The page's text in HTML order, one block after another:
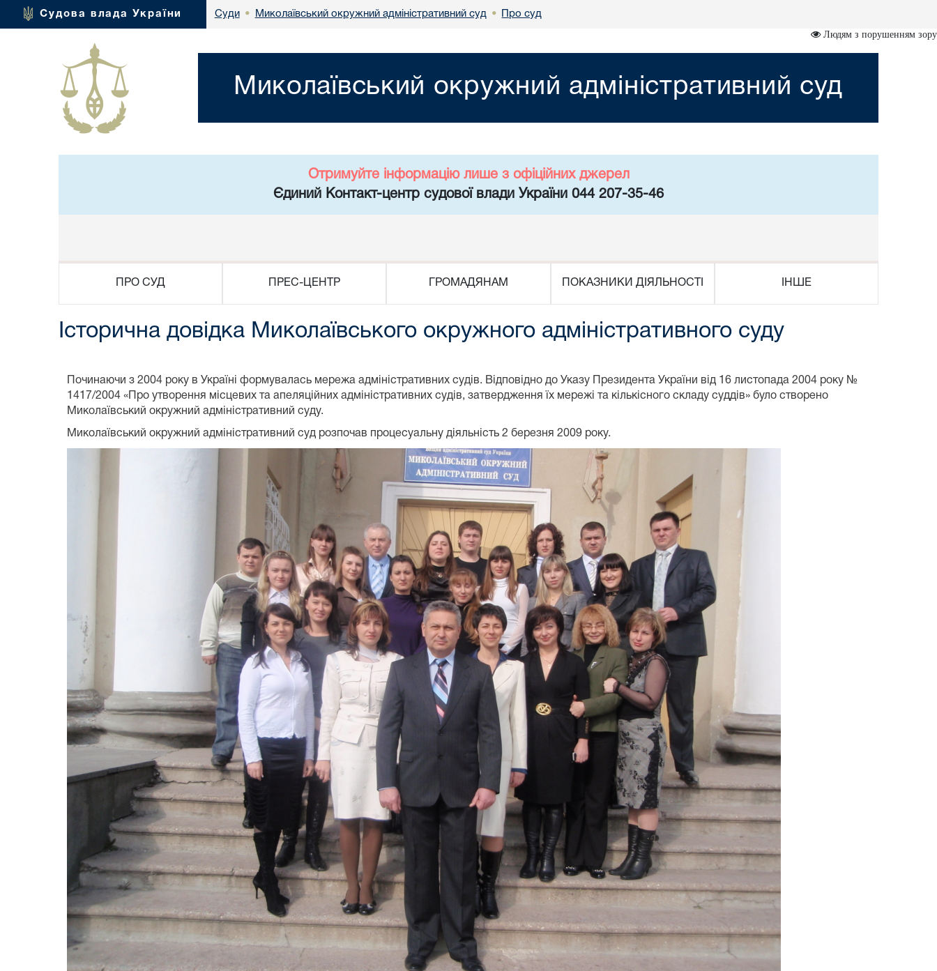
Судова влада України Суди • Миколаївський окружний адміністративний суд • Про суд
Людям з порушенням зору
Миколаївський окружний адміністративний суд
Отримуйте інформацію лише з офіційних джерел
Єдиний Контакт-центр судової влади України 044 207-35-46
ПРО СУД ПРЕС-ЦЕНТР ГРОМАДЯНАМ ПОКАЗНИКИ ДІЯЛЬНОСТІ ІНШЕ
Історична довідка Миколаївського окружного адміністративного суду
Починаючи з 2004 року в Україні формувалась мережа адміністративних судів. Відповідно до Указу Президента України від 16 листопада 2004 року №
1417/2004 «Про утворення місцевих та апеляційних адміністративних судів, затвердження їх мережі та кількісного складу суддів» було створено
Миколаївський окружний адміністративний суду.
Миколаївський окружний адміністративний суд розпочав процесуальну діяльність 2 березня 2009 року.